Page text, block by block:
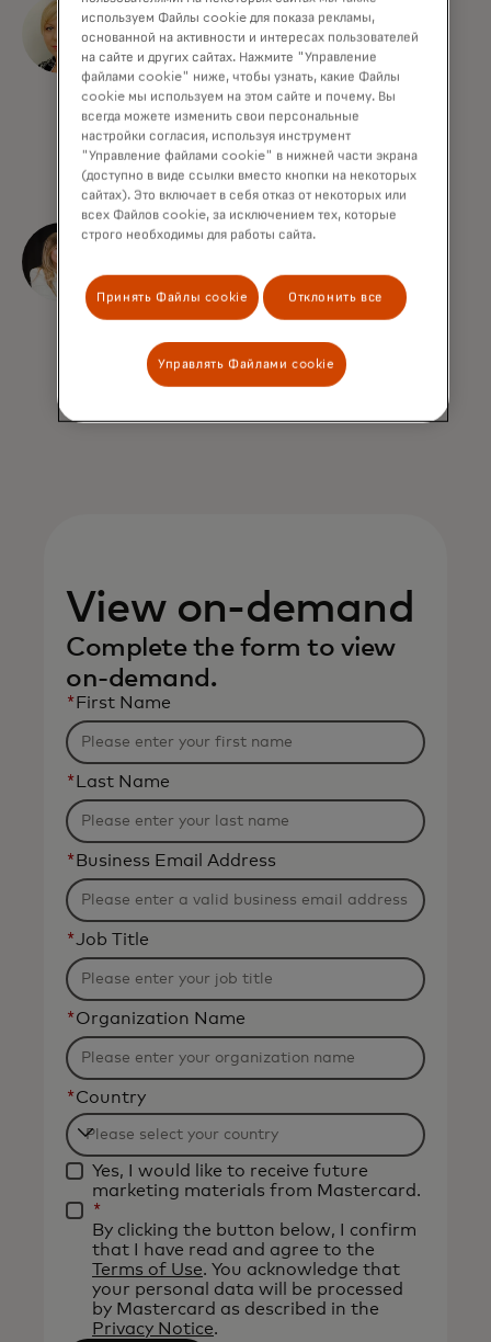
Эми Моррис
Старший директор,
правила сети ACH
Nacha
Николь Вайбель
Вице-президент,
продукты открытых
финансов
Mastercard
View on-demand
Complete the form to view
on-demand.
* First Name
* Last Name
* Business Email Address
*Job Title
*Organization Name
*Country
Filtering
will
be
applied
after
characters.
Yes, I would like to receive future
marketing materials from Mastercard.
*
By clicking the button below, I confirm
that I have read and agree to the
Terms of Use. You acknowledge that
your personal data will be processed
by Mastercard as described in the
Privacy Notice.
используем Файлы cookie для показа рекламы,
основанной на активности и интересах пользователей
на сайте и других сайтах. Нажмите "Управление
файлами cookie" ниже, чтобы узнать, какие Файлы
cookie мы используем на этом сайте и почему. Вы
всегда можете изменить свои персональные
настройки согласия, используя инструмент
"Управление файлами cookie" в нижней части экрана
(доступно в виде ссылки вместо кнопки на некоторых
сайтах). Это включает в себя отказ от некоторых или
всех Файлов cookie, за исключением тех, которые
строго необходимы для работы сайта.
Принять Файлы cookie Отклонить все
Управлять Файлами cookie